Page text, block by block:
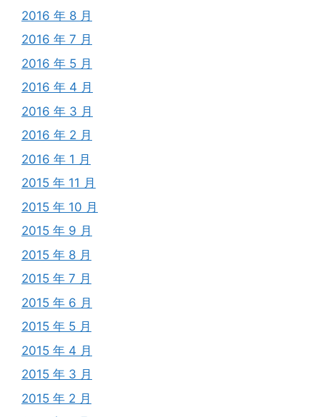
2016 年 8 月
2016 年 7 月
2016 年 5 月
2016 年 4 月
2016 年 3 月
2016 年 2 月
2016 年 1 月
2015 年 11 月
2015 年 10 月
2015 年 9 月
2015 年 8 月
2015 年 7 月
2015 年 6 月
2015 年 5 月
2015 年 4 月
2015 年 3 月
2015 年 2 月